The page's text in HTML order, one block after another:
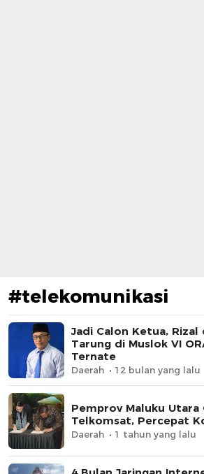
#telekomunikasi
Jadi Calon Ketua, Rizal
Tarung di Muslok VI
Ternate
Daerah 12 bulan yang lalu
Pemprov Maluku Utara
Telkomsat, Percepat
Daerah 1 tahun yang lalu